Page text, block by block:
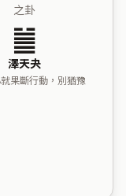
之卦
䷪
澤天夬
果斷行動，別猶豫